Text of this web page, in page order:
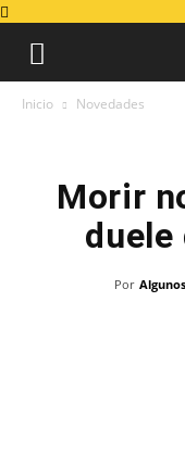
Inicio Novedades
Morir
duele
Por